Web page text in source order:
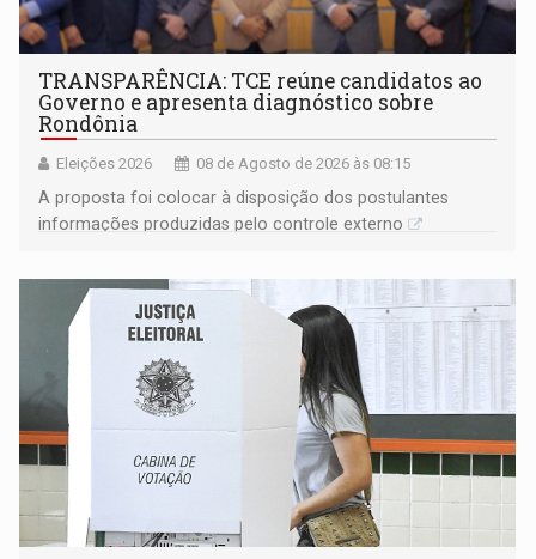
TRANSPARÊNCIA: TCE reúne candidatos ao
Governo e apresenta diagnóstico sobre
Rondônia
Eleições 2026 08 de Agosto de 2026 às 08:15
A proposta foi colocar à disposição dos postulantes
informações produzidas pelo controle externo